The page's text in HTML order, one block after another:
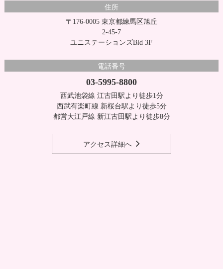
住所
〒176-0005 東京都練馬区旭丘
2-45-7
ユニステーションズBld 3F
電話番号
03-5995-8800
西武池袋線 江古田駅より徒歩1分
西武有楽町線 新桜台駅より徒歩5分
都営大江戸線 新江古田駅より徒歩8分
アクセス詳細へ